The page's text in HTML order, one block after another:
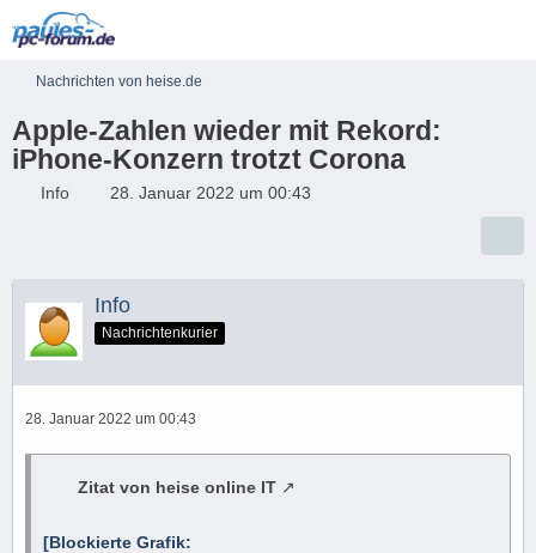
Nachrichten von heise.de
Apple-Zahlen wieder mit Rekord:
iPhone-Konzern trotzt Corona
Info 28. Januar 2022 um 00:43
Info
Nachrichtenkurier
28. Januar 2022 um 00:43
Zitat von heise online IT
[Blockierte Grafik: